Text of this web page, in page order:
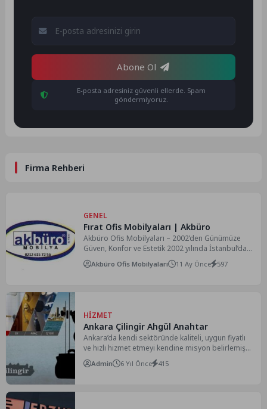
Abone Ol
E-posta adresiniz güvenli ellerde. Spam
göndermiyoruz.
Firma Rehberi
GENEL
Fırat Ofis Mobilyaları | Akbüro
Akbüro Ofis Mobilyaları – 2002’den Günümüze
Güven, Konfor ve Estetik 2002 yılında İstanbul’da
kurulan Akbüro Ofis...
Akbüro Ofis Mobilyaları 11 Ay Önce 597
HIZMET
Ankara Çilingir Ahgül Anahtar
Ankara’da kendi sektöründe kaliteli, uygun fiyatlı
ve hızlı hizmet etmeyi kendine misyon belirlemiş
olan Ahgül...
Admin 6 Yıl Önce 415